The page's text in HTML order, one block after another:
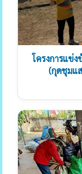
โครงการแข่
(กุดชุมแ